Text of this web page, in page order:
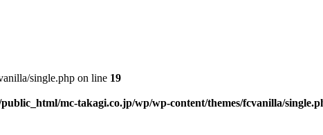
single.php on line 19
public_html/mc-takagi.co.jp/wp/wp-content/themes/fcvanilla/